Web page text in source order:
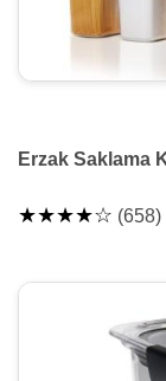
Erzak Saklama
★★★★☆ (658)